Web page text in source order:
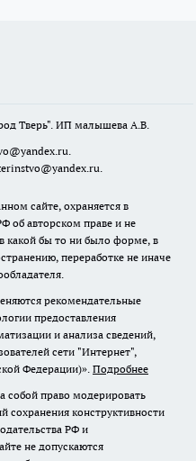
Тверь". ИП малышева А.В.
сайте, охраняется в
об авторском праве и не
какой бы то ни было форме, в
переработке не иначе
рекомендательные
предоставления
и анализа сведений,
сети "Интернет",
Федерации)». Подробнее
собой право модерировать
сохранения конструктивности
РФ и
не допускаются